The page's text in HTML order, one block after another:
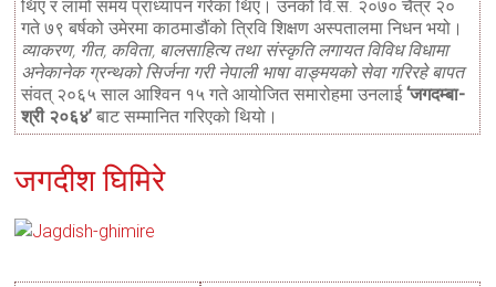
थिए र लामो समय प्राध्यापन गरेका थिए। उनको वि.सं. २०७० चैत्र २०
गते ७९ बर्षको उमेरमा काठमाडौंको त्रिवि शिक्षण अस्पतालमा निधन भयो।
व्याकरण, गीत, कविता, बालसाहित्य तथा संस्कृति लगायत विविध विधामा
अनेकानेक ग्रन्थको सिर्जना गरी नेपाली भाषा वाङ्मयको सेवा गरिरहे बापत
संवत् २०६५ साल आश्विन १५ गते आयोजित समारोहमा उनलाई‘जगदम्बा-
श्री २०६४’ बाट सम्मानित गरिएको थियो।
जगदीश घिमिरे